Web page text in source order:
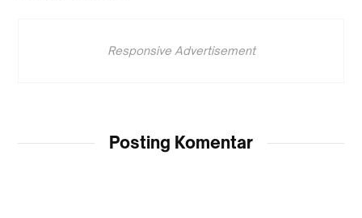
Responsive Advertisement
Posting Komentar